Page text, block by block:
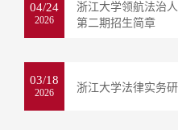
04/24
2026
浙江大学领航法治
第二期招生简章
03/18
2026 浙江大学法律实务